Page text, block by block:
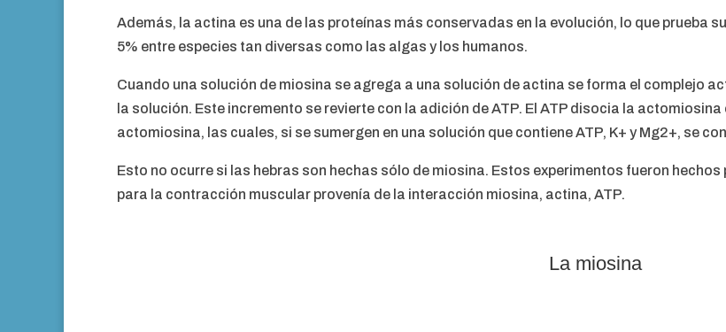
Además, la actina es una de las proteínas más conservadas en la evolución, lo que prueba
5% entre especies tan diversas como las algas y los humanos.
Cuando una solución de miosina se agrega a una solución de actina se forma el complejo
la solución. Este incremento se revierte con la adición de ATP. El ATP disocia la
actomiosina, las cuales, si se sumergen en una solución que contiene ATP, K+ y Mg2+, se
Esto no ocurre si las hebras son hechas sólo de miosina. Estos experimentos fueron
para la contracción muscular provenía de la interacción miosina, actina, ATP.
La miosina